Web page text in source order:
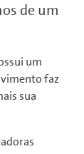
de um
um
faz
sua